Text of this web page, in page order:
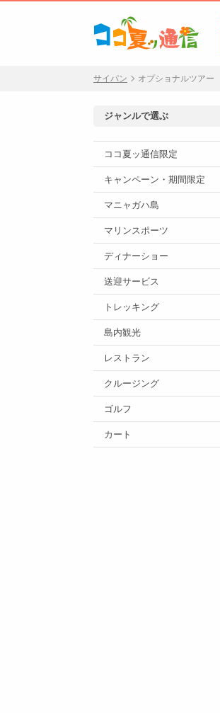
サイパン オプショナルツアー
ジャンルで選ぶ
ココ夏ッ通信限定
キャンペーン・期間限定
マニャガハ島
マリンスポーツ
ディナーショー
送迎サービス
トレッキング
島内観光
レストラン
クルージング
ゴルフ
カート